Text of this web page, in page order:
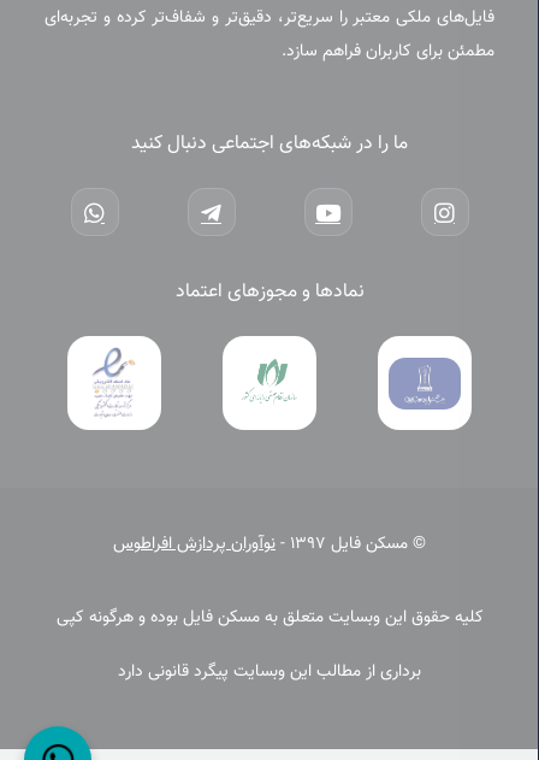
فایل‌های ملکی معتبر را سریع‌تر، دقیق‌تر و شفاف‌تر کرده و تجربه‌ای
مطمئن برای کاربران فراهم سازد.
ما را در شبکه‌های اجتماعی دنبال کنید
نمادها و مجوزهای اعتماد
© مسکن فایل 1397 - نوآوران پردازش افراطوس
کلیه حقوق این وبسایت متعلق به مسکن فایل بوده و هرگونه کپی
برداری از مطالب این وبسایت پیگرد قانونی دارد